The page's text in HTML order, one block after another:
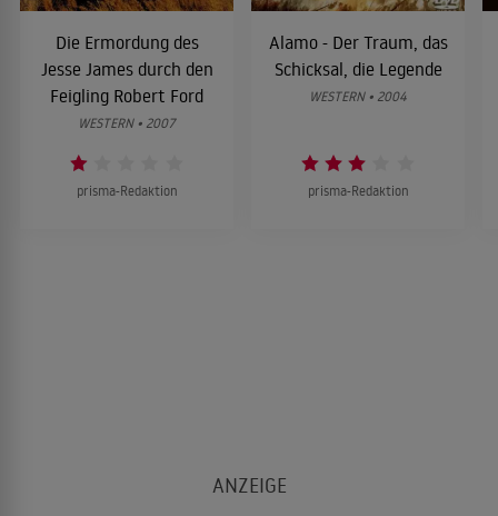
Die Ermordung des
Jesse James durch den
Feigling Robert Ford
WESTERN • 2007
prisma-Redaktion
Alamo - Der Traum, das
Schicksal, die Legende
WESTERN • 2004
prisma-Redaktion